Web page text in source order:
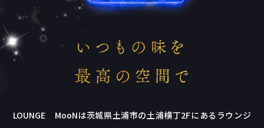
LOUNGE MooNは茨城県土浦市の土浦横丁2Fにあるラウンジ